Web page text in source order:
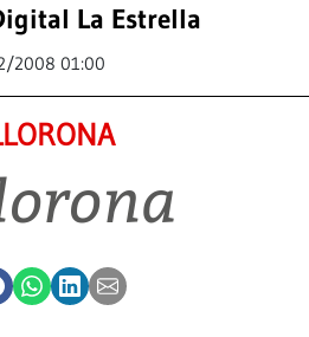
La Estrella
2008 01:00